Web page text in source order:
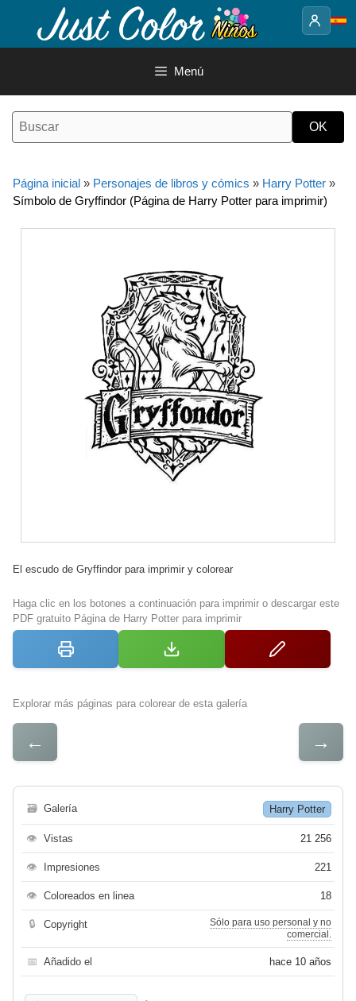
contenido
Menú
Página inicial » Personajes de libros y cómics » Harry Potter »
Símbolo de Gryffindor (Página de Harry Potter para imprimir)
El escudo de Gryffindor para imprimir y colorear
Haga clic en los botones a continuación para imprimir o descargar este
PDF gratuito Página de Harry Potter para imprimir
Explorar más páginas para colorear de esta galería
← →
🗃 Galería Harry Potter
👁 Vistas 21 256
👁 Impresiones 221
👁 Coloreados en linea 18
🔒 Copyright
Sólo para uso personal y no
comercial.
📅 Añadido el hace 10 años